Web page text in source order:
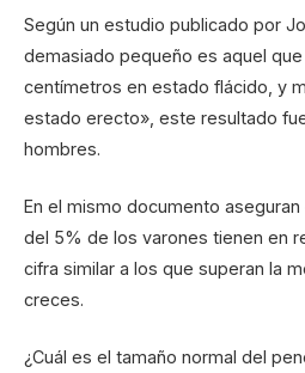
Según un estudio publicado por
demasiado pequeño es aquel
centímetros en estado flácido, y
estado erecto», este resultado
hombres.
En el mismo documento
del 5% de los varones tienen en
cifra similar a los que superan la
creces.
¿Cuál es el tamaño normal del